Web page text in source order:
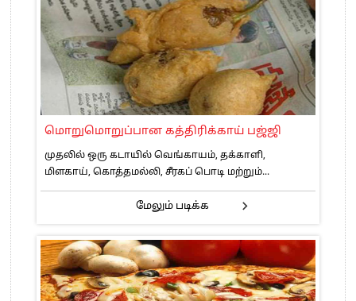
மொறுமொறுப்பான கத்திரிக்காய் பஜ்ஜி
முதலில் ஒரு கடாயில் வெங்காயம், தக்காளி,
மிளகாய், கொத்தமல்லி, சீரகப் பொடி மற்றும்...
மேலும் படிக்க